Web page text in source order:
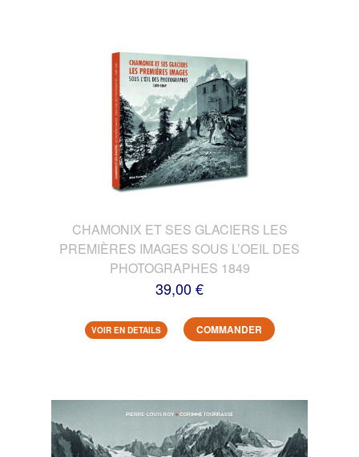
CHAMONIX ET SES GLACIERS LES
PREMIÈRES IMAGES SOUS L’OEIL DES
PHOTOGRAPHES 1849
39,00 €
VOIR EN DETAILS COMMANDER